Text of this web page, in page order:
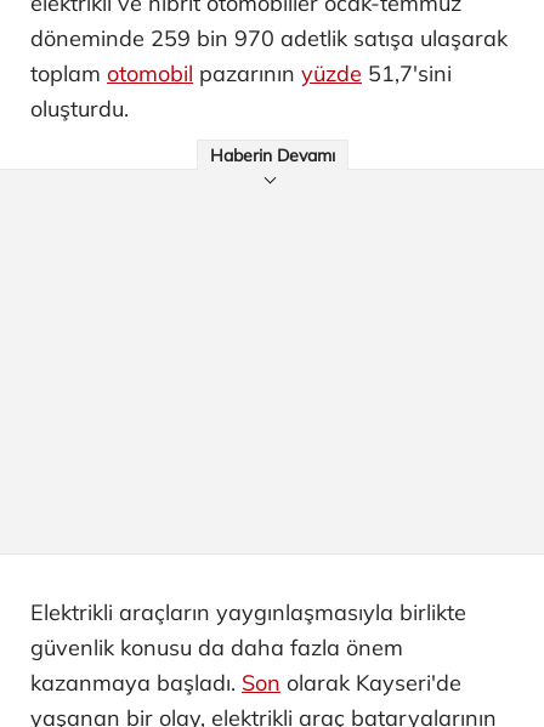
döneminde 259 bin 970 adetlik satışa ulaşarak
toplam otomobil pazarının yüzde 51,7'sini
oluşturdu.
Haberin Devamı
Elektrikli araçların yaygınlaşmasıyla birlikte
güvenlik konusu da daha fazla önem
kazanmaya başladı. Son olarak Kayseri'de
yaşanan bir olay, elektrikli araç bataryalarının